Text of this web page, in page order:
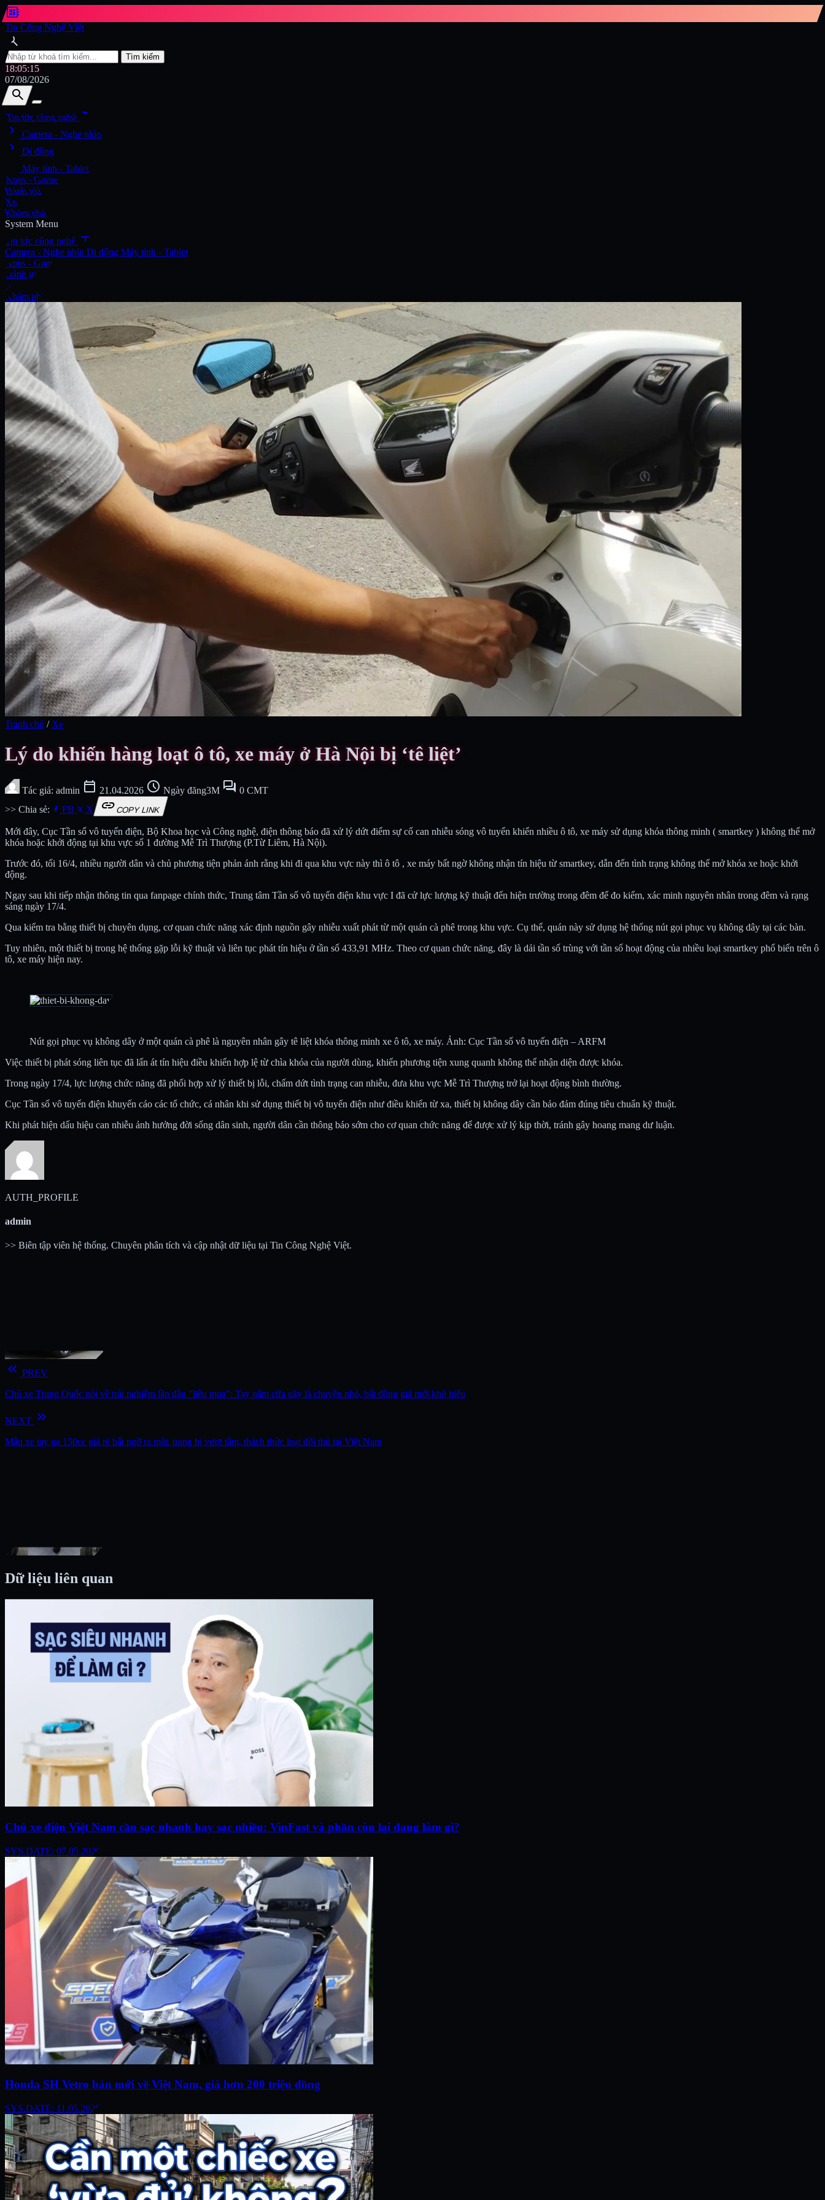
developer_board
Tin Công Nghệ Việt
search
Tìm kiếm
18:05:17
07/08/2026
search
search
Tin tức công nghệarrow_drop_down
chevron_right
Camera - Nghe nhìn
chevron_right Di động
Máy tính - Tablet
Apps - Game
Đánh giá
Xe
Khám phá
System Menu
Tin tức công nghệ add
Camera - Nghe nhìn Di động Máy tính - Tablet
Apps - Game
Đánh giá
Xe
Khám phá
Tranh chủ / Xe
Lý do khiến hàng loạt ô tô, xe máy ở Hà Nội bị ‘tê liệt’
Tác giả: admin calendar_today 21.04.2026 schedule Ngày đăng3M forum 0 CMT
>> Chia sẻ:
FB X linkCOPY LINK
Mới đây, Cục Tần số vô tuyến điện, Bộ Khoa học và Công nghệ, điện thông báo đã xử lý dứt điểm sự cố can nhiễu sóng vô tuyến khiến nhiều ô tô, xe máy sử dụng khóa thông minh ( smartkey ) không thể mở
khóa hoặc khởi động tại khu vực số 1 đường Mễ Trì Thượng (P.Từ Liêm, Hà Nội).
Trước đó, tối 16/4, nhiều người dân và chủ phương tiện phản ánh rằng khi đi qua khu vực này thì ô tô , xe máy bất ngờ không nhận tín hiệu từ smartkey, dẫn đến tình trạng không thể mở khóa xe hoặc khởi
động.
Ngay sau khi tiếp nhận thông tin qua fanpage chính thức, Trung tâm Tần số vô tuyến điện khu vực I đã cử lực lượng kỹ thuật đến hiện trường trong đêm để đo kiểm, xác minh nguyên nhân trong đêm và rạng
sáng ngày 17/4.
Qua kiểm tra bằng thiết bị chuyên dụng, cơ quan chức năng xác định nguồn gây nhiễu xuất phát từ một quán cà phê trong khu vực. Cụ thể, quán này sử dụng hệ thống nút gọi phục vụ không dây tại các bàn.
Tuy nhiên, một thiết bị trong hệ thống gặp lỗi kỹ thuật và liên tục phát tín hiệu ở tần số 433,91 MHz. Theo cơ quan chức năng, đây là dải tần số trùng với tần số hoạt động của nhiều loại smartkey phổ biến trên ô
tô, xe máy hiện nay.
Nút gọi phục vụ không dây ở một quán cà phê là nguyên nhân gây tê liệt khóa thông minh xe ô tô, xe máy. Ảnh: Cục Tần số vô tuyến điện – ARFM
Việc thiết bị phát sóng liên tục đã lấn át tín hiệu điều khiển hợp lệ từ chìa khóa của người dùng, khiến phương tiện xung quanh không thể nhận diện được khóa.
Trong ngày 17/4, lực lượng chức năng đã phối hợp xử lý thiết bị lỗi, chấm dứt tình trạng can nhiễu, đưa khu vực Mễ Trì Thượng trở lại hoạt động bình thường.
Cục Tần số vô tuyến điện khuyến cáo các tổ chức, cá nhân khi sử dụng thiết bị vô tuyến điện như điều khiển từ xa, thiết bị không dây cần bảo đảm đúng tiêu chuẩn kỹ thuật.
Khi phát hiện dấu hiệu can nhiễu ảnh hưởng đời sống dân sinh, người dân cần thông báo sớm cho cơ quan chức năng để được xử lý kịp thời, tránh gây hoang mang dư luận.
AUTH_PROFILE
admin
>> Biên tập viên hệ thống. Chuyên phân tích và cập nhật dữ liệu tại Tin Công Nghệ Việt.
keyboard_double_arrow_left PREV
Chủ xe Trung Quốc nói về trải nghiệm lần đầu "liều mua": Tay nắm cửa gãy là chuyện nhỏ, bất đồng giá mới khó hiểu
NEXT keyboard_double_arrow_right
Mẫu xe tay ga 150cc giá rẻ bất ngờ ra mắt, trang bị vượt tầm, thách thức loạt đối thủ tại Việt Nam
Dữ liệu liên quan
Chủ xe điện Việt Nam cần sạc nhanh hay sạc nhiều: VinFast và phần còn lại đang làm gì?
SYS.DATE: 07.05.2026
Honda SH Vetro bản mới về Việt Nam, giá hơn 200 triệu đồng
SYS.DATE: 11.05.2026